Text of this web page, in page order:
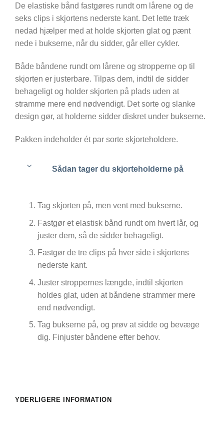
De elastiske bånd fastgøres rundt om lårene og de
seks clips i skjortens nederste kant. Det lette træk
nedad hjælper med at holde skjorten glat og pænt
nede i bukserne, når du sidder, går eller cykler.
Både båndene rundt om lårene og stropperne op til
skjorten er justerbare. Tilpas dem, indtil de sidder
behageligt og holder skjorten på plads uden at
stramme mere end nødvendigt. Det sorte og slanke
design gør, at holderne sidder diskret under bukserne.
Pakken indeholder ét par sorte skjorteholdere.
Sådan tager du skjorteholderne på
Tag skjorten på, men vent med bukserne.
Fastgør et elastisk bånd rundt om hvert lår, og
juster dem, så de sidder behageligt.
Fastgør de tre clips på hver side i skjortens
nederste kant.
Juster stroppernes længde, indtil skjorten
holdes glat, uden at båndene strammer mere
end nødvendigt.
Tag bukserne på, og prøv at sidde og bevæge
dig. Finjuster båndene efter behov.
YDERLIGERE INFORMATION